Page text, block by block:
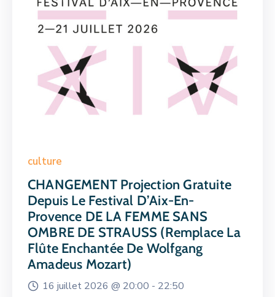
culture
CHANGEMENT Projection Gratuite
Depuis Le Festival D’Aix-En-
Provence DE LA FEMME SANS
OMBRE DE STRAUSS (remplace La
Flûte Enchantée De Wolfgang
Amadeus Mozart)
16 juillet 2026 @ 20:00 - 22:50